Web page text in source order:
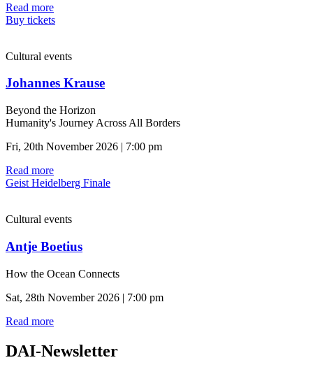
Read more
Buy tickets
Cultural events
Johannes Krause
Beyond the Horizon
Humanity's Journey Across All Borders
Fri, 20th November 2026 | 7:00 pm
Read more
Geist Heidelberg Finale
Cultural events
Antje Boetius
How the Ocean Connects
Sat, 28th November 2026 | 7:00 pm
Read more
DAI-Newsletter